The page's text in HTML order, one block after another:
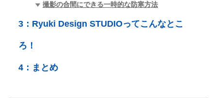
撮影の合間にできる一時的な防寒方法
3： Ryuki Design STUDIOってこんなとこ
ろ！
4： まとめ